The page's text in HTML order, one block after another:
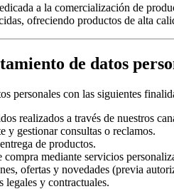
a la comercialización de
ofreciendo productos de alta
de datos
personales con las siguientes
realizados a través de nuestros
y gestionar consultas o reclamos.
de productos.
mediante servicios
ofertas y novedades (previa
y contractuales.